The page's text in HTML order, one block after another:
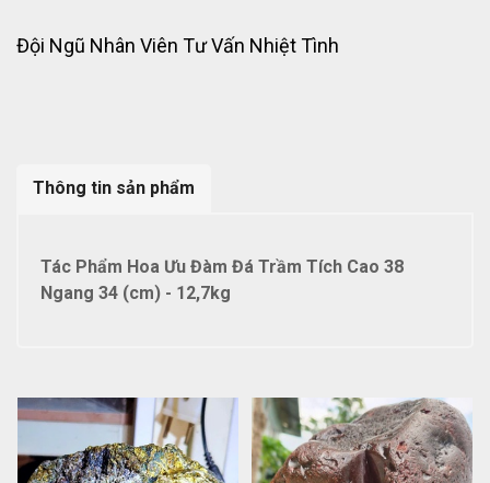
Đội Ngũ Nhân Viên Tư Vấn Nhiệt Tình
Thông tin sản phẩm
Tác Phẩm Hoa Ưu Đàm Đá Trầm Tích Cao 38
Ngang 34 (cm) - 12,7kg